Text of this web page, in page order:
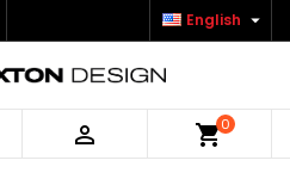
English 
 shopping_cart0